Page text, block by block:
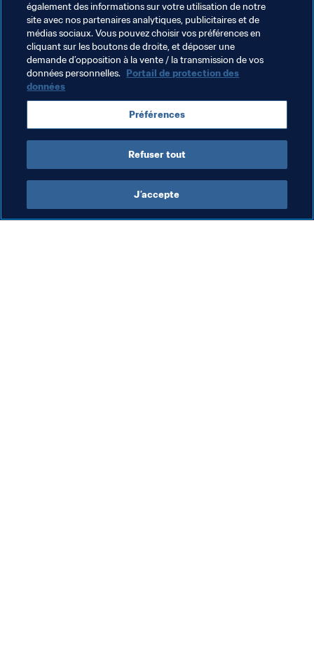
Thèmes en lien
Coupe du Monde de la FIFA, Qatar 2022
Thailand Japan AFC
également des informations sur votre utilisation de notre
site avec nos partenaires analytiques, publicitaires et de
médias sociaux. Vous pouvez choisir vos préférences en
cliquant sur les boutons de droite, et déposer une
demande d’opposition à la vente / la transmission de vos
données personnelles. Portail de protection des
données
Préférences
Refuser tout
J’accepte